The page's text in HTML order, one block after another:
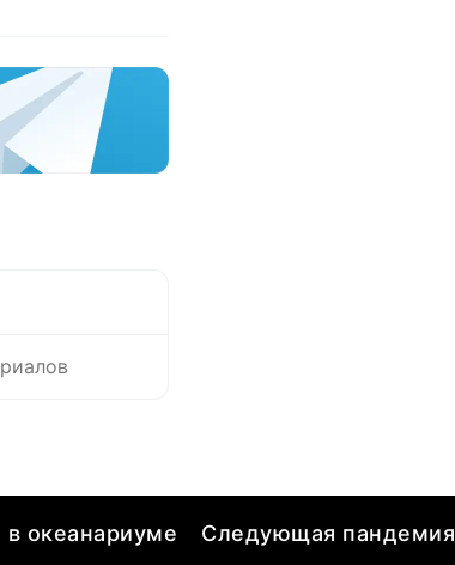
океанариуме
Следующая пандемия